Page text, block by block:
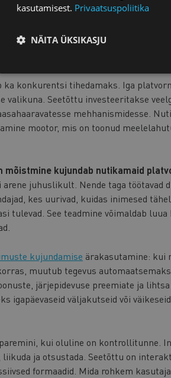
enam kindlat aega ja
kasutavad digitaalseid
videosid lõunapausi ajal või
ka konkurentsi tihedamaks. Iga
valikuna. Seetõttu investeeritakse
mehhanismidesse.
mootor, mis on toonud
mõistmine kujundab nutikamaid
arene juhuslikult. Nende taga töötavad
kes uurivad, kuidas inimesed
tulevad. See teadmine võimaldab
kujundamise ärakasutamine: kui
muutub tegevus
järjepidevuse preemiate ja
igapäevaseid väljakutseid või
kui oluline on kontrollitunne.
liikuda ja otsustada. Seetõttu on
formaadid. Mida rohkem
kasutamisest. Privaatsuspoliitika
NÄITA ÜKSIKASJU